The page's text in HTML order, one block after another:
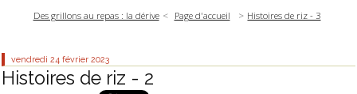
Des grillons au repas : la dérive Page d'accueil Histoires de riz - 3
vendredi 24 février 2023
Histoires de riz - 2